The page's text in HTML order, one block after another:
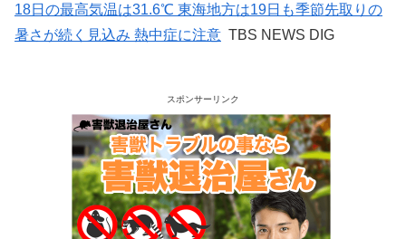
18日の最高気温は31.6℃ 東海地方は19日も季節先取りの
暑さが続く見込み 熱中症に注意 TBS NEWS DIG
スポンサーリンク